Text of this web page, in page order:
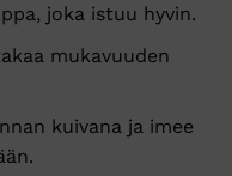
joka istuu hyvin.
mukavuuden
kuivana ja imee